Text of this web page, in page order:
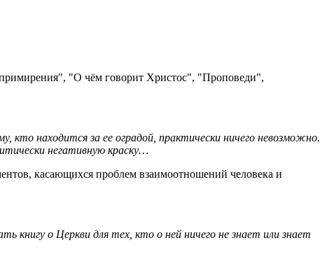
примирения", "О чём говорит Христос", "Проповеди",
кто находится за ее оградой, практически ничего невозможно.
негативную краску…
касающихся проблем взаимоотношений человека и
о Церкви для тех, кто о ней ничего не знает или знает